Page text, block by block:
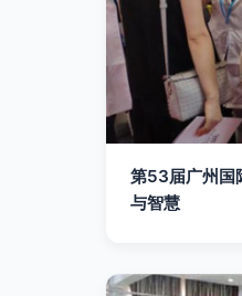
第53届广州国
与智慧